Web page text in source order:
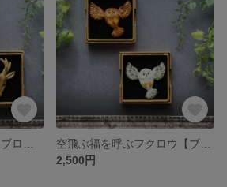
2,500円